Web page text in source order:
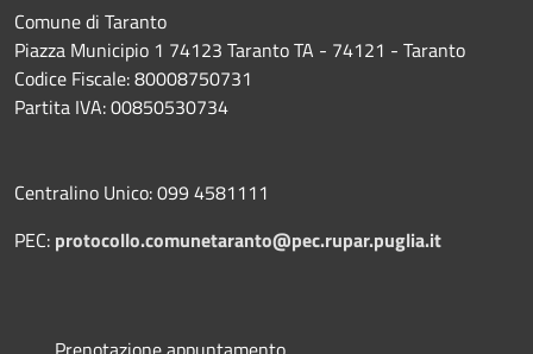
Comune di Taranto
Piazza Municipio 1 74123 Taranto TA - 74121 - Taranto
Codice Fiscale: 80008750731
Partita IVA: 00850530734
Centralino Unico: 099 4581111
PEC: protocollo.comunetaranto@pec.rupar.puglia.it